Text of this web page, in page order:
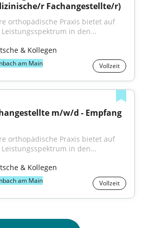
r Fachangestellte/r)
orthopädische Praxis bietet auf
in den...
& Kollegen
am Main Vollzeit
m/w/d - Empfang
orthopädische Praxis bietet auf
in den...
& Kollegen
am Main Vollzeit